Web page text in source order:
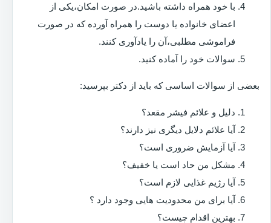
با خود همراه داشته باشید.در صورت امکان،یکی از
اعضای خانواده یا دوست را همراه آورده که در صورت
فراموشی مطلبی،آن را یادآوری کنند.
سوالات خود را آماده کنید.
بعضی از سوالات اساسی که باید از دکتر بپرسید:
دلیل و علائم فیشر مقعد؟
آیا علائم دلایل دیگری نیز دارند؟
آیا آزمایش ضروری است؟
مشکل من حاد است یا خفیف؟
آیا رژیم غذایی لازم است؟
آیا برای من محدودیت هایی وجود دارد ؟
بهترین اقدام چیست؟